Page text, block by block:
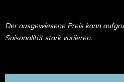
Der ausgewiesene Preis kann
Saisonalität stark variieren.